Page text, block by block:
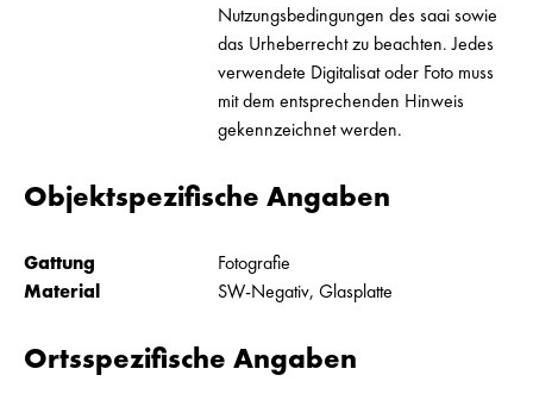
Nutzungsbedingungen des saai sowie
das Urheberrecht zu beachten. Jedes
verwendete Digitalisat oder Foto muss
mit dem entsprechenden Hinweis
gekennzeichnet werden.
Objektspezifische Angaben
Gattung
Fotografie
Material
SW-Negativ, Glasplatte
Ortsspezifische Angaben